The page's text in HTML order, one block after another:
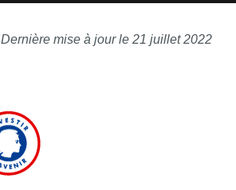
Dernière mise à jour le 21 juillet 2022